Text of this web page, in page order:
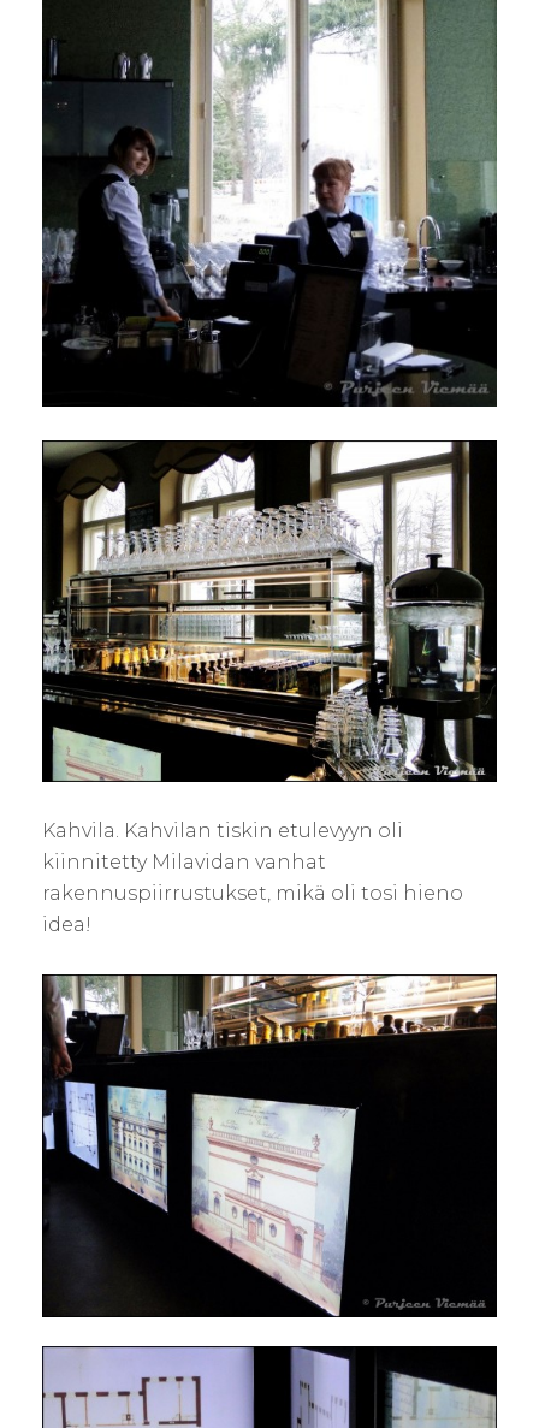
Kahvila. Kahvilan tiskin etulevyyn oli
kiinnitetty Milavidan vanhat
rakennuspiirrustukset, mikä oli tosi hieno
idea!